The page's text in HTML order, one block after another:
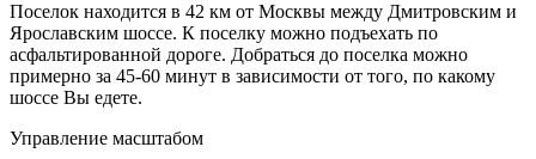
Поселок находится в 42 км от Москвы между Дмитровским и
Ярославским шоссе. К поселку можно подъехать по
асфальтированной дороге. Добраться до поселка можно
примерно за 45-60 минут в зависимости от того, по какому
шоссе Вы едете.
Управление масштабом